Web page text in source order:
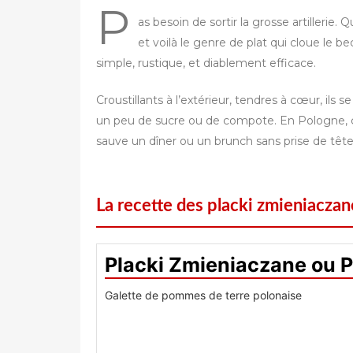
P
as besoin de sortir la grosse artillerie.
et voilà le genre de plat qui cloue le
simple, rustique, et diablement efficace.
Croustillants à l’extérieur, tendres à cœur, ils
un peu de sucre ou de compote. En Pologne,
sauve un dîner ou un brunch sans prise de
La recette des placki
Placki Zmieniaczane ou
Galette de pommes de terre polonaise